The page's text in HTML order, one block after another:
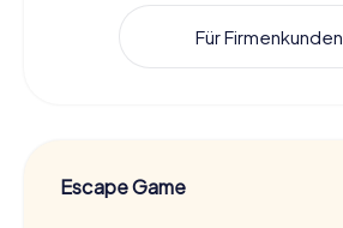
Für Firmenkunden
Escape Game